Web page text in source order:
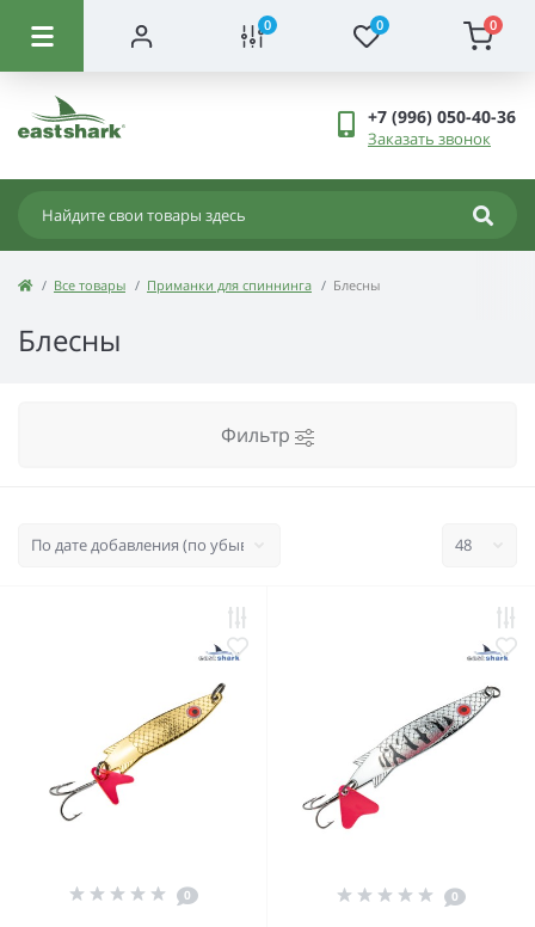
0 0 0
+7 (996) 050-40-36
Заказать звонок
Все товары Приманки для спиннинга Блесны
Блесны
Фильтр
0 0